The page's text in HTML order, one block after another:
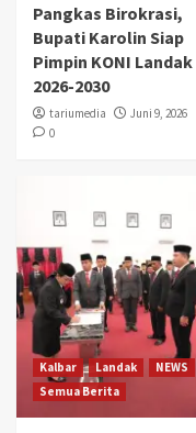
Pangkas Birokrasi,
Bupati Karolin Siap
Pimpin KONI Landak
2026-2030
tariumedia
Juni 9, 2026
0
Kalbar Landak
NEWS
Semua Berita